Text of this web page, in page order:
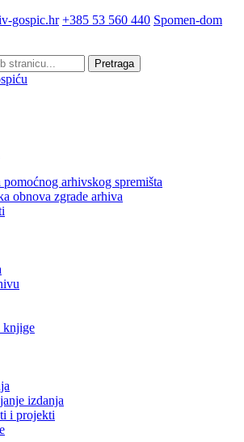
gospic.hr +385 53 560 440 Spomen-dom
Pretraga
pomoćnog arhivskog spremišta
obnova zgrade arhiva
knjige
izdanja
i projekti